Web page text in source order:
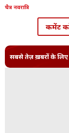
चैत्र नवरात्रि
कमेंट
सबसे तेज़ ख़बरों के